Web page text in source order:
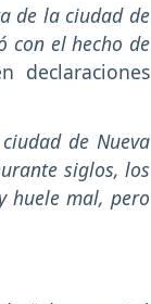
de la ciudad de
con el hecho de
declaraciones
de Nueva
siglos, los
huele mal, pero